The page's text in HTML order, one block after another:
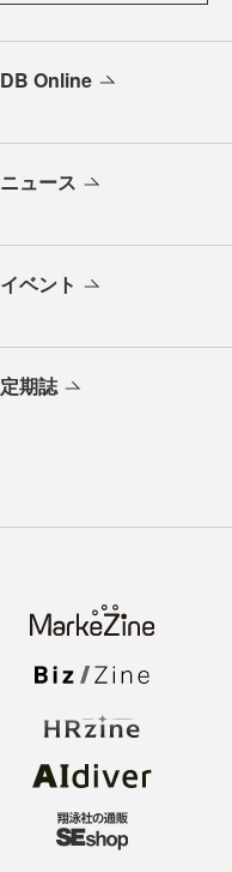
DB Online
ニュース
イベント
定期誌